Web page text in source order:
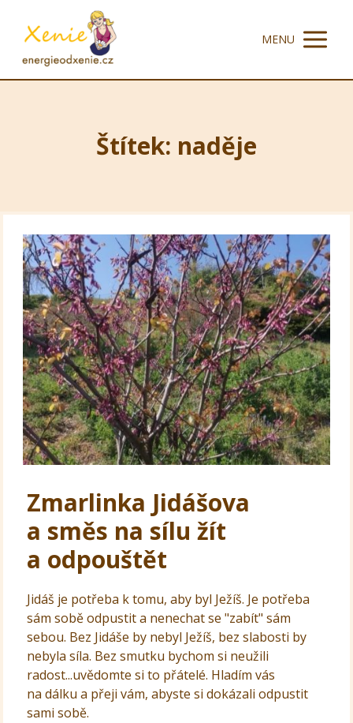
MENU
Štítek: naděje
Zmarlinka Jidášova
a směs na sílu žít
a odpouštět
Jidáš je potřeba k tomu, aby byl Ježíš. Je potřeba
sám sobě odpustit a nenechat se "zabít" sám
sebou. Bez Jidáše by nebyl Ježíš, bez slabosti by
nebyla síla. Bez smutku bychom si neužili
radost...uvědomte si to přátelé. Hladím vás
na dálku a přeji vám, abyste si dokázali odpustit
sami sobě.